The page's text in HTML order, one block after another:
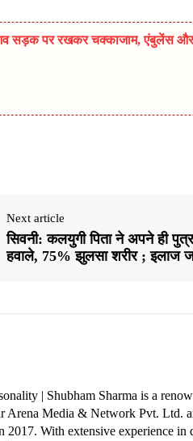
सड़क पर रखकर चक्काजाम, एंबुलेंस
Next article
सिवनी: कलयुगी पिता ने अपने ही
हवाले, 75% झुलसा शरीर ; इलाज
| Shubham Sharma is a
Arena Media & Network Pvt. Ltd.
2017. With extensive experience